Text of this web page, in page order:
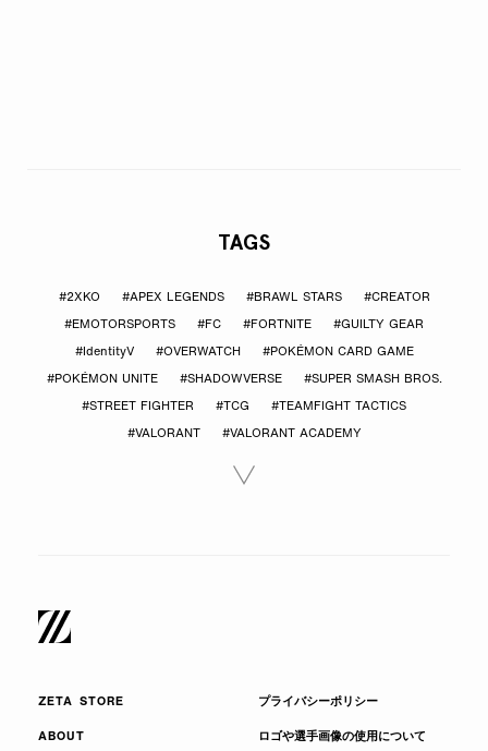
TAGS
#2XKO #APEX LEGENDS #BRAWL STARS #CREATOR
#EMOTORSPORTS #FC #FORTNITE #GUILTY GEAR
#IdentityV #OVERWATCH #POKÉMON CARD GAME
#POKÉMON UNITE #SHADOWVERSE #SUPER SMASH BROS.
#STREET FIGHTER #TCG #TEAMFIGHT TACTICS
#VALORANT #VALORANT ACADEMY
ZETA STORE
ABOUT
プライバシーポリシー
ロゴや選手画像の使用について